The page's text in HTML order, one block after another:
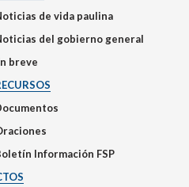
de vida paulina
del gobierno general
breve
Información FSP